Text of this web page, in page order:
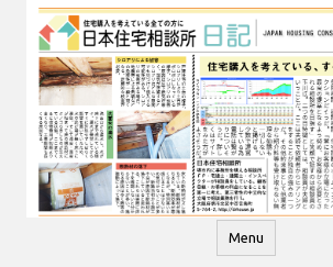
コ
テ
ン
ツ
へ
ス
キ
ッ
プ
Menu